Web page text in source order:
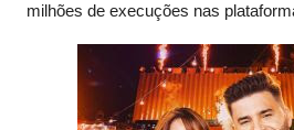
milhões de execuções nas